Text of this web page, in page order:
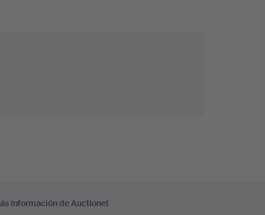
información de Auctionet